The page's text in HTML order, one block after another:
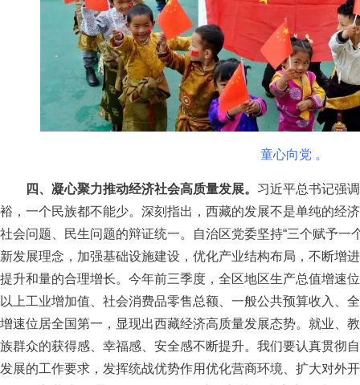
童心向党 。
四、凝心聚力推动经济社会高质量发展。 习近平总书记强
裕，一个民族都不能少。深刻指出，西藏的发展不是单纯的经
社会问题、民生问题的辩证统一。自治区党委坚持“三个赋予一
新发展理念，加强基础设施建设，优化产业结构布局，不断增
提升和量的合理增长。今年前三季度，全区地区生产总值增速
以上工业增加值、社会消费品零售总额、一般公共预算收入、
增速位居全国第一，显现出西藏经济高质量发展态势。就业、
族群众的获得感、幸福感、安全感不断提升。我们要认真贯彻
发展的工作要求，发挥统战优势作用优化营商环境、扩大对外